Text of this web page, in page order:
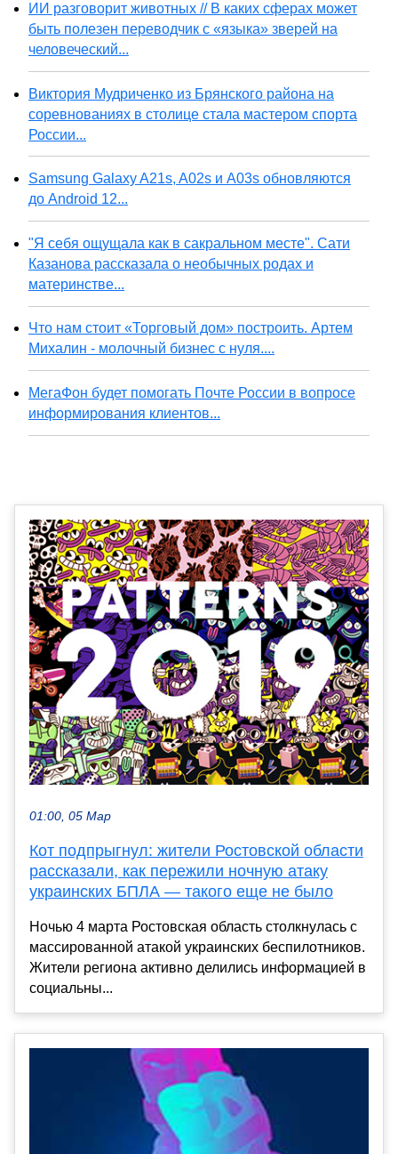
ИИ разговорит животных // В каких сферах может
быть полезен переводчик с «языка» зверей на
человеческий...
Виктория Мудриченко из Брянского района на
соревнованиях в столице стала мастером спорта
России...
Samsung Galaxy A21s, A02s и A03s обновляются
до Android 12...
"Я себя ощущала как в сакральном месте". Сати
Казанова рассказала о необычных родах и
материнстве...
Что нам стоит «Торговый дом» построить. Артем
Михалин - молочный бизнес с нуля....
МегаФон будет помогать Почте России в вопросе
информирования клиентов...
01:00, 05 Мар
Кот подпрыгнул: жители Ростовской области
рассказали, как пережили ночную атаку
украинских БПЛА — такого еще не было
Ночью 4 марта Ростовская область столкнулась с
массированной атакой украинских беспилотников.
Жители региона активно делились информацией в
социальны...